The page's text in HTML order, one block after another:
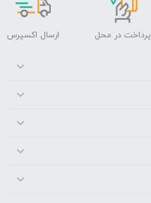
پرداخت در محل ارسال اکسپرس